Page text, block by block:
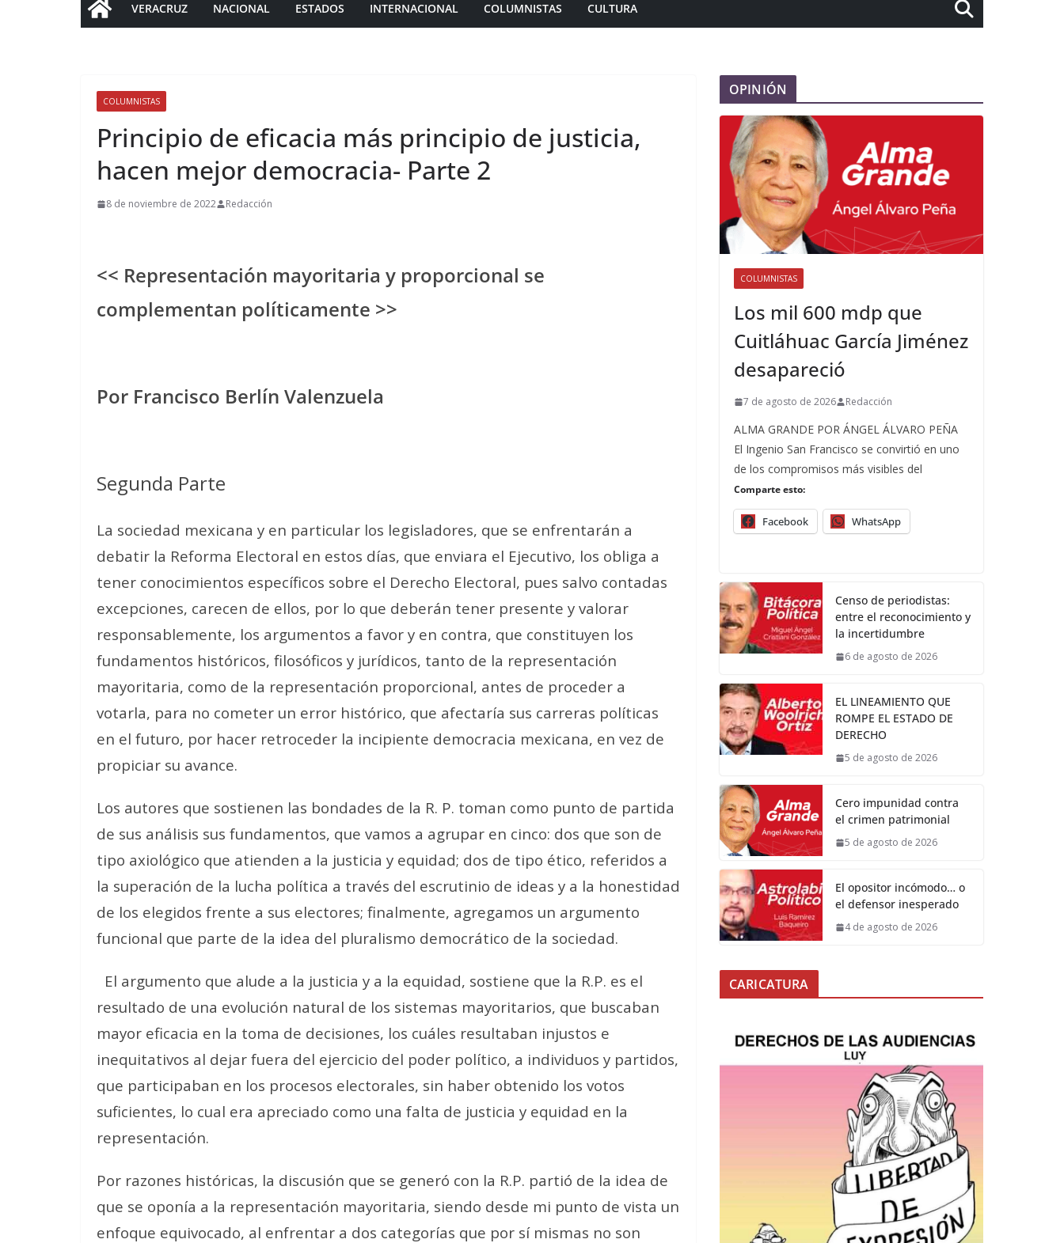
VERACRUZ NACIONAL ESTADOS INTERNACIONAL COLUMNISTAS CULTURA
COLUMNISTAS
Principio de eficacia más principio de justicia,
hacen mejor democracia- Parte 2
8 de noviembre de 2022 Redacción
<< Representación mayoritaria y proporcional se
complementan políticamente >>
Por Francisco Berlín Valenzuela
Segunda Parte
La sociedad mexicana y en particular los legisladores, que se enfrentarán a
debatir la Reforma Electoral en estos días, que enviara el Ejecutivo, los obliga a
tener conocimientos específicos sobre el Derecho Electoral, pues salvo contadas
excepciones, carecen de ellos, por lo que deberán tener presente y valorar
responsablemente, los argumentos a favor y en contra, que constituyen los
fundamentos históricos, filosóficos y jurídicos, tanto de la representación
mayoritaria, como de la representación proporcional, antes de proceder a
votarla, para no cometer un error histórico, que afectaría sus carreras políticas
en el futuro, por hacer retroceder la incipiente democracia mexicana, en vez de
propiciar su avance.
Los autores que sostienen las bondades de la R. P. toman como punto de partida
de sus análisis sus fundamentos, que vamos a agrupar en cinco: dos que son de
tipo axiológico que atienden a la justicia y equidad; dos de tipo ético, referidos a
la superación de la lucha política a través del escrutinio de ideas y a la honestidad
de los elegidos frente a sus electores; finalmente, agregamos un argumento
funcional que parte de la idea del pluralismo democrático de la sociedad.
El argumento que alude a la justicia y a la equidad, sostiene que la R.P. es el
resultado de una evolución natural de los sistemas mayoritarios, que buscaban
mayor eficacia en la toma de decisiones, los cuáles resultaban injustos e
inequitativos al dejar fuera del ejercicio del poder político, a individuos y partidos,
que participaban en los procesos electorales, sin haber obtenido los votos
suficientes, lo cual era apreciado como una falta de justicia y equidad en la
representación.
Por razones históricas, la discusión que se generó con la R.P. partió de la idea de
que se oponía a la representación mayoritaria, siendo desde mi punto de vista un
enfoque equivocado, al enfrentar a dos categorías que por sí mismas no son
OPINIÓN
COLUMNISTAS
Los mil 600 mdp que
Cuitláhuac García Jiménez
desapareció
7 de agosto de 2026 Redacción
ALMA GRANDE POR ÁNGEL ÁLVARO PEÑA
El Ingenio San Francisco se convirtió en uno
de los compromisos más visibles del
Comparte esto:
Facebook WhatsApp
Censo de periodistas:
entre el reconocimiento y
la incertidumbre
6 de agosto de 2026
EL LINEAMIENTO QUE
ROMPE EL ESTADO DE
DERECHO
5 de agosto de 2026
Cero impunidad contra
el crimen patrimonial
5 de agosto de 2026
El opositor incómodo… o
el defensor inesperado
4 de agosto de 2026
CARICATURA